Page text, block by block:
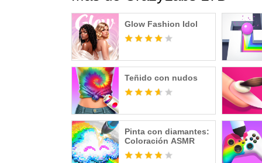
Glow Fashion Idol
Teñido con nudos
Pinta con diamantes:
Coloración ASMR